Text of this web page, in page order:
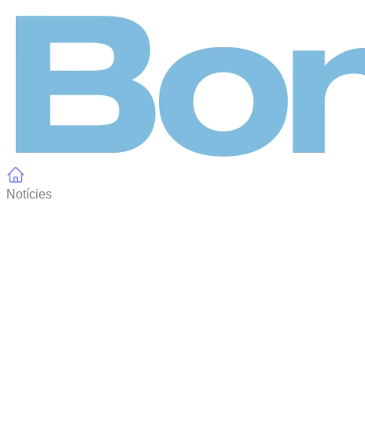
Notícies